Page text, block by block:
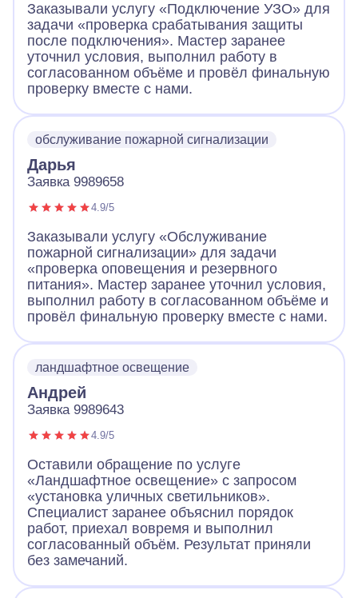
Заказывали услугу «Подключение УЗО» для
задачи «проверка срабатывания защиты
после подключения». Мастер заранее
уточнил условия, выполнил работу в
согласованном объёме и провёл финальную
проверку вместе с нами.
обслуживание пожарной сигнализации
Дарья
Заявка 9989658
4.9/5
Заказывали услугу «Обслуживание
пожарной сигнализации» для задачи
«проверка оповещения и резервного
питания». Мастер заранее уточнил условия,
выполнил работу в согласованном объёме и
провёл финальную проверку вместе с нами.
ландшафтное освещение
Андрей
Заявка 9989643
4.9/5
Оставили обращение по услуге
«Ландшафтное освещение» с запросом
«установка уличных светильников».
Специалист заранее объяснил порядок
работ, приехал вовремя и выполнил
согласованный объём. Результат приняли
без замечаний.